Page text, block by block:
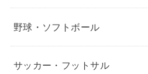
野球・ソフトボール
サッカー・フットサル